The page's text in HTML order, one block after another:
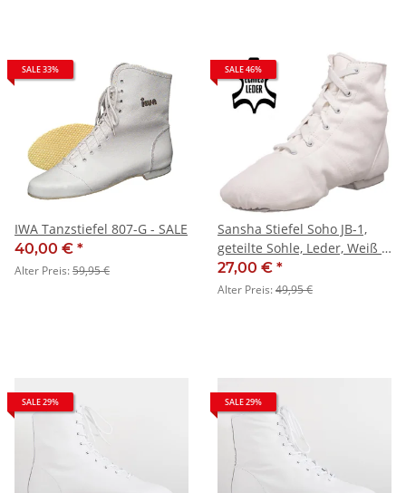
SALE 33%
IWA Tanzstiefel 807-G - SALE
40,00 € *
Alter Preis:59,95 €
SALE 46%
Sansha Stiefel Soho JB-1,
geteilte Sohle, Leder, Weiß -
SALE
27,00 € *
Alter Preis:49,95 €
SALE 29% SALE 29%